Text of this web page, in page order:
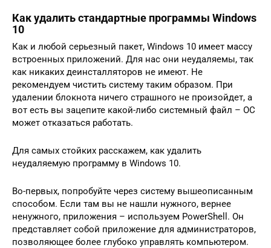
Как удалить стандартные программы Windows
10
Как и любой серьезный пакет, Windows 10 имеет массу
встроенных приложений. Для нас они неудаляемы, так
как никаких деинсталляторов не имеют. Не
рекомендуем чистить систему таким образом. При
удалении блокнота ничего страшного не произойдет, а
вот есть вы зацепите какой-либо системный файл – ОС
может отказаться работать.
Для самых стойких расскажем, как удалить
неудаляемую программу в Windows 10.
Во-первых, попробуйте через систему вышеописанным
способом. Если там вы не нашли нужного, вернее
ненужного, приложения – используем PowerShell. Он
представляет собой приложение для администраторов,
позволяющее более глубоко управлять компьютером.